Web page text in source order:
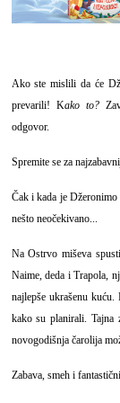
Ako ste mislili da će
prevarili! Kako to?
odgovor.
Spremite se za
Čak i kada je
nešto neočekivano...
Na Ostrvo miševa
Naime, deda i Trapola,
najlepše ukrašenu
kako su planirali. Tajna
novogodišnja čarolija
Zabava, smeh i